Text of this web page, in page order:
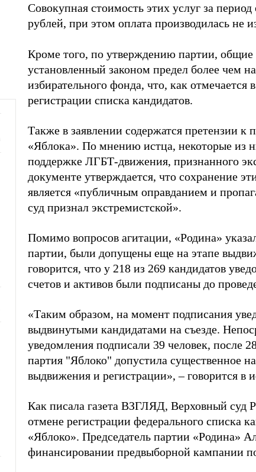
Совокупная стоимость этих услуг за
рублей, при этом оплата производилась не
Кроме того, по утверждению партии,
установленный законом предел более чем
избирательного фонда, что, как отмечается
регистрации списка кандидатов.
Также в заявлении содержатся претензии
«Яблока». По мнению истца, некоторые из
поддержке ЛГБТ-движения, признанного
документе утверждается, что сохранение
является «публичным оправданием и
суд признал экстремистской».
Помимо вопросов агитации, «Родина»
партии, были допущены еще на этапе
говорится, что у 218 из 269 кандидатов
счетов и активов были подписаны до
«Таким образом, на момент подписания
выдвинутыми кандидатами на съезде.
уведомления подписали 39 человек, после
партия "Яблоко" допустила существенное
выдвижения и регистрации», – говорится в
Как писала газета ВЗГЛЯД, Верховный суд
отмене регистрации федерального списка
«Яблоко». Председатель партии «Родина»
финансировании предвыборной кампании